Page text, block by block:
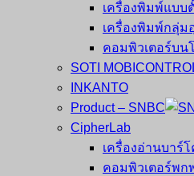
เครื่องพิมพ์แบบ
เครื่องพิมพ์กลุ่ม
คอมพิวเตอร์บน
SOTI
INKANTO
Product – SNBC
CipherLab
เครื่องอ่านบาร์
คอมพิวเตอร์พก